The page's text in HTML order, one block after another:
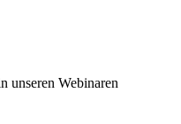
unseren Webinaren